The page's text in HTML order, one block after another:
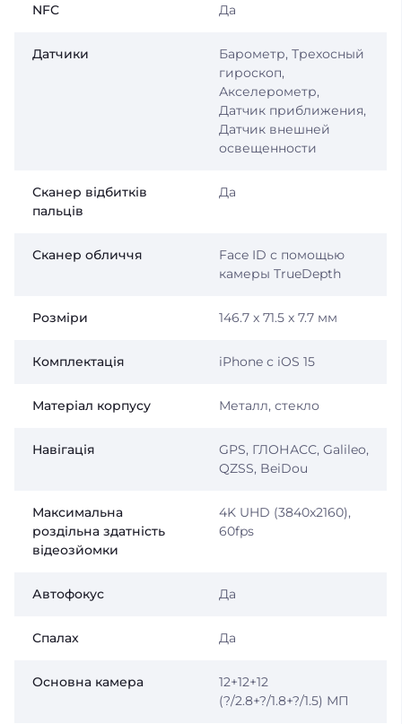
NFC Да
Датчики
Барометр, Трехосный
гироскоп,
Акселерометр,
Датчик приближения,
Датчик внешней
освещенности
Сканер відбитків
пальців
Да
Сканер обличчя
Face ID с помощью
камеры TrueDepth
Розміри 146.7 x 71.5 x 7.7 мм
Комплектація iPhone с iOS 15
Матеріал корпусу Металл, стекло
Навігація
GPS, ГЛОНАСС, Galileo,
QZSS, BeiDou
Максимальна
роздільна здатність
відеозйомки
4K UHD (3840x2160),
60fps
Автофокус Да
Спалах Да
Основна камера
12+12+12
(?/2.8+?/1.8+?/1.5) МП